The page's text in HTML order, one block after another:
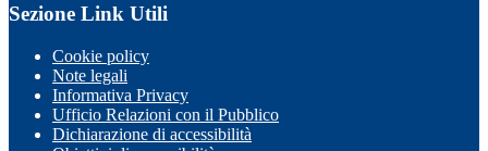
Sezione Link Utili
Cookie policy
Note legali
Informativa Privacy
Ufficio Relazioni con il Pubblico
Dichiarazione di accessibilità